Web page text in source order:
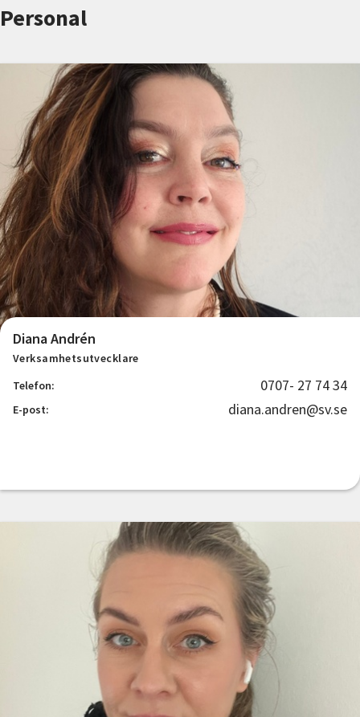
Nyheter
Lyssna
Personal
Diana Andrén
Verksamhetsutvecklare
Telefon:
0707- 27 74 34
E-post: diana.andren@sv.se